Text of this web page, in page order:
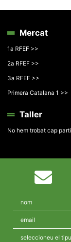
Mercat
1a RFEF >>
2a RFEF >>
3a RFEF >>
Primera Catalana 1 >>
Taller
No hem trobat cap